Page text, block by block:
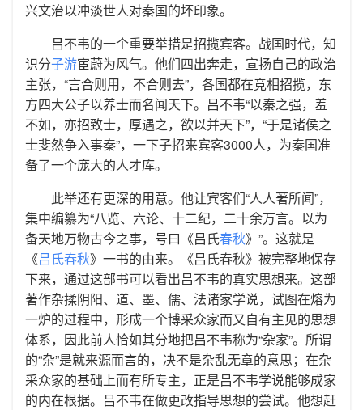
兴文治以冲淡世人对秦国的坏印象。
吕不韦的一个重要举措是招揽宾客。战国时代，知
识分子游宦蔚为风气。他们四出奔走，宣扬自己的政治
主张，“言合则用，不合则去”，各国都在竞相招揽，东
方四大公子以养士而名闻天下。吕不韦“以秦之强，羞
不如，亦招致士，厚遇之，欲以并天下”，“于是诸侯之
士斐然争入事秦”，一下子招来宾客3000人，为秦国准
备了一个庞大的人才库。
此举还有更深的用意。他让宾客们“人人著所闻”，
集中编纂为“八览、六论、十二纪，二十余万言。以为
备天地万物古今之事，号曰《吕氏春秋》”。这就是
《吕氏春秋》一书的由来。《吕氏春秋》被完整地保存
下来，通过这部书可以看出吕不韦的真实思想来。这部
著作杂揉阴阳、道、墨、儒、法诸家学说，试图在熔为
一炉的过程中，形成一个博采众家而又自有主见的思想
体系，因此前人恰如其分地把吕不韦称为“杂家”。所谓
的“杂”是就来源而言的，决不是杂乱无章的意思；在杂
采众家的基础上而有所专主，正是吕不韦学说能够成家
的内在根据。吕不韦在做更改指导思想的尝试。他想赶